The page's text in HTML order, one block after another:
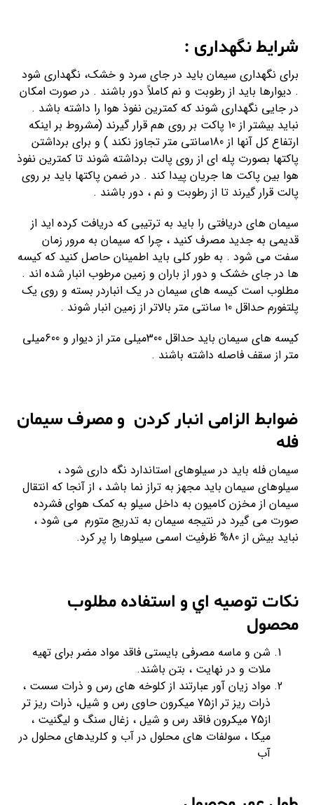
شرایط نگهداری :
برای نگهداری سیمان باید در جای سرد و خشک، نگهداری شود
. دیوارها باید از رطوبت و نم کاملاً دور باشند . در صورت امکان
در جایی نگهداری شوند که کمترین نفوذ هوا را داشته باشد .
نباید بیشتر از 10 پاکت بر روی هم قرار گیرند (مشروط بر اینکه
ارتفاع کل آنها از 180سانتی متر تجاوز نکند ) و برای برداشتن
پاکتها بصورت پله ای از روی پالت برداشته شوند تا کمترین نفوذ
هوا بین پاکت ها جریان پیدا کند . در ضمن پاکتها باید بر روی
پالت قرار گیرند تا از رطوبت و نم ، دور باشند .
سیمان های دریافتی را باید به ترتیبی که دریافت کرده اید از
قدیمی به جدید مصرف کنید ، چرا که سیمان به مرور زمان
سفت می شود . به طور کلی باید اطمینان حاصل کنید که کیسه
ها در جای خشک و دور از باران و زمین مرطوب انبار شده اند .
مطلوب است کیسه های سیمان در یک انباردر بسته و روی یک
پلتفورم حداقل 10 سانتی متر بالاتر از زمین انبار شوند .
کیسه های سیمان باید حداقل 300میلی متر از دیوار و 600میلی
متر از سقف فاصله داشته باشند .
ضوابط الزامی انبار کردن و مصرف سیمان
فله
سیمان فله باید در سیلوهای استاندارد نگه داری شود ،
سیلوهای سیمان باید مجهز به تراز نما باشد ، از آنجا که انتقال
سیمان از مخزن کامیون به داخل سیلو به کمک هوای فشرده
صورت می گیرد در نتیجه سیمان به تدریج متورم می شود ،
نباید بیش از 80% ظرفیت اسمی سیلوها را پر کرد.
نكات توصيه اي و استفاده مطلوب
محصول
شن و ماسه مصرفي بايستي فاقد مواد مضر براي تهيه
ملات و در نهايت ، بتن باشند.
مواد زيان آور عبارتند از كلوخه هاي رس و ذرات سست ،
ذرات ريز تر از75 ميكرون حاوي رس و شيل، ذرات ريز تر
از75 ميكرون فاقد رس و شيل ، زغال سنگ و ليگنيت ،
ميكا ، سولفات هاي محلول در آب و كلريدهاي محلول در
آب